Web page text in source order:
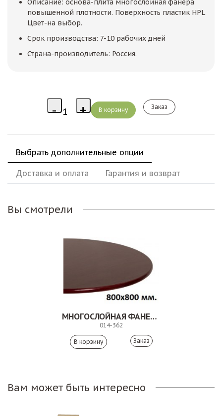
Описание: основа-плита многослойная фанера
повышенной плотности. Поверхность пластик HPL
Цвет-на выбор.
Срок производства: 7-10 рабочих дней
Страна-производитель: Россия.
Заказ
Выбрать дополнительные опции
Доставка и оплата Гарантия и возврат
Вы смотрели
МНОГОСЛОЙНАЯ ФАНЕРА ПОКРЫТИЕ ПЛАСТИК 014-362
014-362
Заказ
Вам может быть интересно